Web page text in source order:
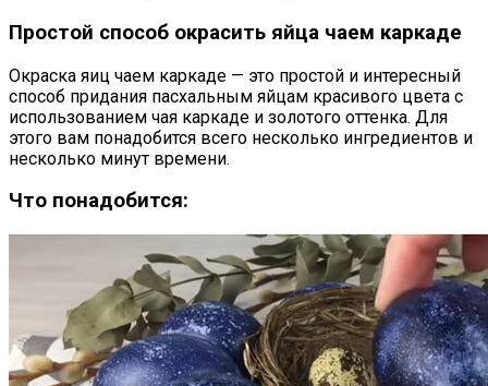
Простой способ окрасить яйца чаем каркаде
Окраска яиц чаем каркаде — это простой и интересный
способ придания пасхальным яйцам красивого цвета с
использованием чая каркаде и золотого оттенка. Для
этого вам понадобится всего несколько ингредиентов и
несколько минут времени.
Что понадобится: